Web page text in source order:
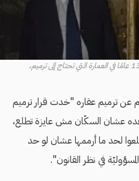
الدكتور علي أبو العزايم في شقته المغلقة منذ 13 عامًا في العمارة التي تحتاج إلى ترميم،
عن ترميم عقاره "خدت قرار ترميم
عشان السكّان مش عايزة تطلع،
لحد ما أرممها عشان لو حد
في نظر القانون".